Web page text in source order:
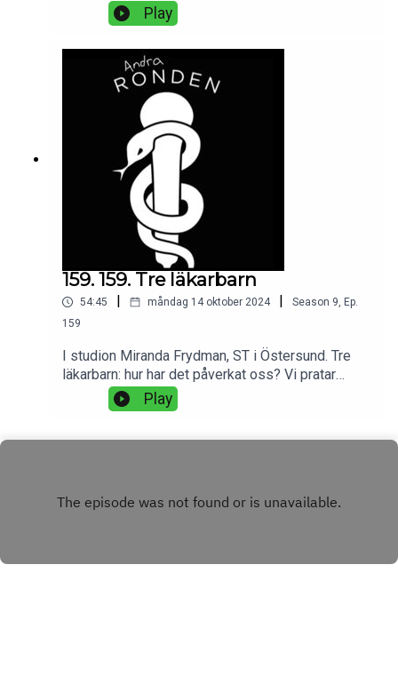
Play
159. 159. Tre läkarbarn
54:45 måndag 14 oktober 2024 Season 9, Ep.
159
I studion Miranda Frydman, ST i Östersund. Tre
läkarbarn: hur har det påverkat oss? Vi pratar
favoritserier från 3 årtionden,
medicinförpackningar vi verkligen ogillar och
Play